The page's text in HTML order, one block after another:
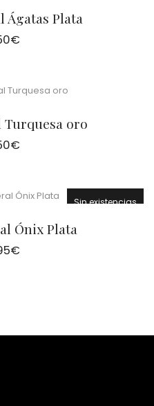
Ágatas Plata
€
oro
€
Sin existencias
Ónix Plata
€